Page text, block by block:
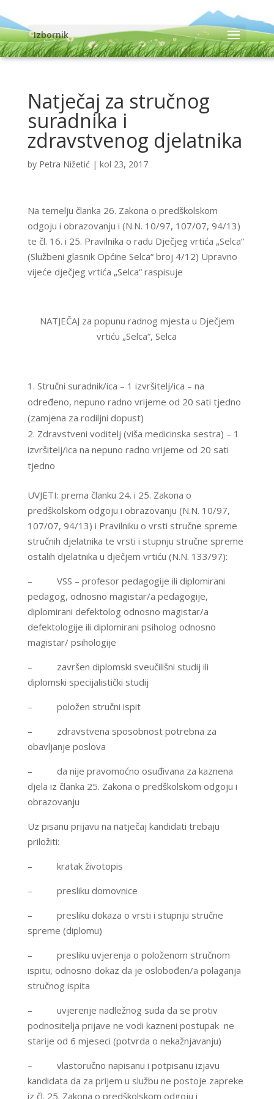
Izbornik
Natječaj za stručnog
suradnika i
zdravstvenog djelatnika
by Petra Nižetić | kol 23, 2017
Na temelju članka 26. Zakona o predškolskom
odgoju i obrazovanju i (N.N. 10/97, 107/07, 94/13)
te čl. 16. i 25. Pravilnika o radu Dječjeg vrtića „Selca“
(Službeni glasnik Općine Selca“ broj 4/12) Upravno
vijeće dječjeg vrtića „Selca“ raspisuje
NATJEČAJ za popunu radnog mjesta u Dječjem
vrtiću „Selca“, Selca
Stručni suradnik/ica – 1 izvršitelj/ica – na
određeno, nepuno radno vrijeme od 20 sati tjedno
(zamjena za rodiljni dopust)
Zdravstveni voditelj (viša medicinska sestra) – 1
izvršitelj/ica na nepuno radno vrijeme od 20 sati
tjedno
UVJETI: prema članku 24. i 25. Zakona o
predškolskom odgoju i obrazovanju (N.N. 10/97,
107/07, 94/13) i Pravilniku o vrsti stručne spreme
stručnih djelatnika te vrsti i stupnju stručne spreme
ostalih djelatnika u dječjem vrtiću (N.N. 133/97):
– VSS – profesor pedagogije ili diplomirani
pedagog, odnosno magistar/a pedagogije,
diplomirani defektolog odnosno magistar/a
defektologije ili diplomirani psiholog odnosno
magistar/ psihologije
– završen diplomski sveučilišni studij ili
diplomski specijalistički studij
– položen stručni ispit
– zdravstvena sposobnost potrebna za
obavljanje poslova
– da nije pravomoćno osuđivana za kaznena
djela iz članka 25. Zakona o predškolskom odgoju i
obrazovanju
Uz pisanu prijavu na natječaj kandidati trebaju
priložiti:
– kratak životopis
– presliku domovnice
– presliku dokaza o vrsti i stupnju stručne
spreme (diplomu)
– presliku uvjerenja o položenom stručnom
ispitu, odnosno dokaz da je oslobođen/a polaganja
stručnog ispita
– uvjerenje nadležnog suda da se protiv
podnositelja prijave ne vodi kazneni postupak ne
starije od 6 mjeseci (potvrda o nekažnjavanju)
– vlastoručno napisanu i potpisanu izjavu
kandidata da za prijem u službu ne postoje zapreke
iz čl. 25. Zakona o predškolskom odgoju i